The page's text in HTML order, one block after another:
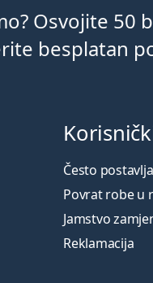
Osvojite 50
besplatan
Često
Povrat robe u
Jamstvo
Reklamacija